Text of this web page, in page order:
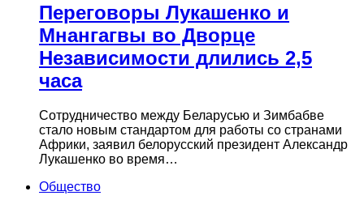
Переговоры Лукашенко и
Мнангагвы во Дворце
Независимости длились 2,5
часа
Сотрудничество между Беларусью и Зимбабве
стало новым стандартом для работы со странами
Африки, заявил белорусский президент Александр
Лукашенко во время…
Общество